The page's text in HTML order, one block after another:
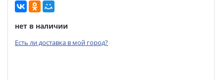
нет в наличии
Есть ли доставка в мой город?